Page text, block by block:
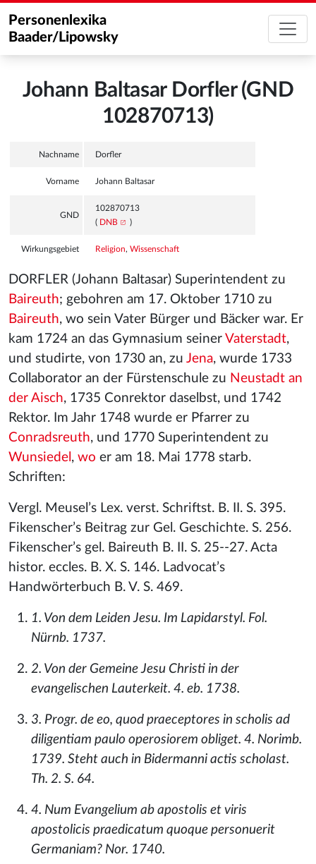
Personenlexika
Baader/Lipowsky
Johann Baltasar Dorfler (GND
102870713)
Nachname Dorfler
Vorname Johann Baltasar
GND
102870713
( DNB )
Wirkungsgebiet Religion, Wissenschaft
DORFLER (Johann Baltasar) Superintendent zu
Baireuth; gebohren am 17. Oktober 1710 zu
Baireuth, wo sein Vater Bürger und Bäcker war. Er
kam 1724 an das Gymnasium seiner Vaterstadt,
und studirte, von 1730 an, zu Jena, wurde 1733
Collaborator an der Fürstenschule zu Neustadt an
der Aisch, 1735 Conrektor daselbst, und 1742
Rektor. Im Jahr 1748 wurde er Pfarrer zu
Conradsreuth, und 1770 Superintendent zu
Wunsiedel , wo er am 18. Mai 1778 starb.
Schriften:
Vergl. Meusel’s Lex. verst. Schriftst. B. II. S. 395.
Fikenscher’s Beitrag zur Gel. Geschichte. S. 256.
Fikenscher’s gel. Baireuth B. II. S. 25--27. Acta
histor. eccles. B. X. S. 146. Ladvocat’s
Handwörterbuch B. V. S. 469.
1. Von dem Leiden Jesu. Im Lapidarstyl. Fol.
Nürnb. 1737.
2. Von der Gemeine Jesu Christi in der
evangelischen Lauterkeit. 4. eb. 1738.
3. Progr. de eo, quod praeceptores in scholis ad
diligentiam paulo operosiorem obliget. 4. Norimb.
1739. Steht auch in Bidermanni actis scholast.
Th. 2. S. 64.
4. Num Evangelium ab apostolis et viris
apostolicis praedicatum quoque personuerit
Germaniam? Nor. 1740.